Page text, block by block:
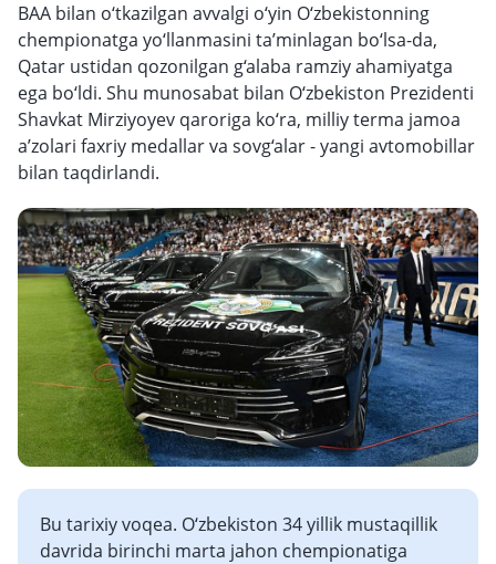
BAA bilan o‘tkazilgan avvalgi o‘yin O‘zbekistonning
chempionatga yo‘llanmasini ta’minlagan bo‘lsa-da,
Qatar ustidan qozonilgan g‘alaba ramziy ahamiyatga
ega bo‘ldi. Shu munosabat bilan O‘zbekiston Prezidenti
Shavkat Mirziyoyev qaroriga ko‘ra, milliy terma jamoa
a’zolari faxriy medallar va sovg‘alar - yangi avtomobillar
bilan taqdirlandi.
Bu tarixiy voqea. O‘zbekiston 34 yillik mustaqillik
davrida birinchi marta jahon chempionatiga